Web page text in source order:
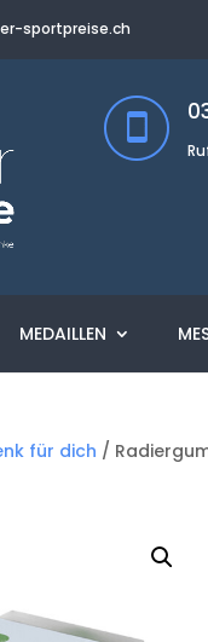
sportpreise.ch
MEDAILLEN
für dich /